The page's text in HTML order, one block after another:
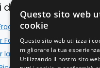
Inclusione
Famiglie
la Scuola
Questo sito web
cookie
Questo sito web utilizza i
migliorare la tua
Utilizzando il nostro sito